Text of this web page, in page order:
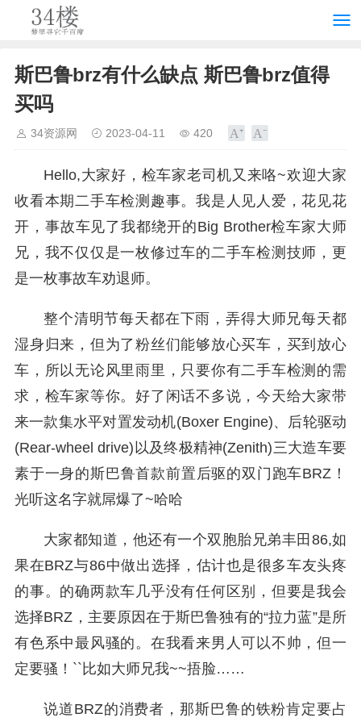
斯巴鲁brz有什么缺点 斯巴鲁brz值得
买吗
34资源网 2023-04-11 420
Hello,大家好，检车家老司机又来咯~欢迎大家
收看本期二手车检测趣事。我是人见人爱，花见花
开，事故车见了我都绕开的Big Brother检车家大师
兄，我不仅仅是一枚修过车的二手车检测技师，更
是一枚事故车劝退师。
整个清明节每天都在下雨，弄得大师兄每天都
湿身归来，但为了粉丝们能够放心买车，买到放心
车，所以无论风里雨里，只要你有二手车检测的需
求，检车家等你。好了闲话不多说，今天给大家带
来一款集水平对置发动机(Boxer Engine)、后轮驱动
(Rear-wheel drive)以及终极精神(Zenith)三大造车要
素于一身的斯巴鲁首款前置后驱的双门跑车BRZ！
光听这名字就屌爆了~哈哈
大家都知道，他还有一个双胞胎兄弟丰田86,如
果在BRZ与86中做出选择，估计也是很多车友头疼
的事。的确两款车几乎没有任何区别，但要是我会
选择BRZ，主要原因在于斯巴鲁独有的“拉力蓝”是所
有色系中最风骚的。在我看来男人可以不帅，但一
定要骚！``比如大师兄我~~捂脸……
说道BRZ的消费者，那斯巴鲁的铁粉肯定要占